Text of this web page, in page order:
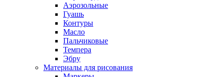
Аэрозольные
Гуашь
Контуры
Масло
Пальчиковые
Темпера
Эбру
Материалы для рисования